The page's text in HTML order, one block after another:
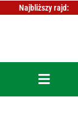
Najbliższy rajd: